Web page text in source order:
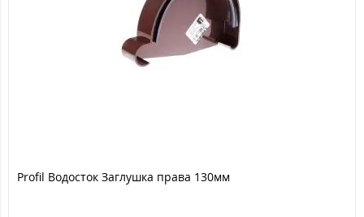
Profil Водосток Заглушка права 130мм